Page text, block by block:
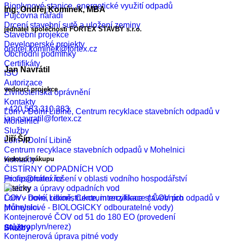
Ing. Ondřej Komínek, MBA
jednatel společnosti FORTEX STAVBY s.r.o.
ondrej.kominek@fortex.cz
Jan Navrátil
vedoucí projekce
+420 583 310 383
jan.navratil@fortex.cz
Jiří Šíp
vedoucí nákupu
jiri.sip@fortex.cz
Lom v Dolní Libině, Centrum recyklace stavebních odpadů v
Mohelnici
Služby
Bioplynové stanice, energetické využití odpadů
Půjčovna nářadí
Drcení stavební sutě a uložení zeminy
Stavební projekce
Developerské projekty
Obchodní podmínky
Certifikáty
ISO
Autorizace
Živnostenská oprávnění
Kontakty
Lom v Dolní Libině, Centrum recyklace stavebních odpadů v
Mohelnici
Služby
Lom v Dolní Libině
Centrum recyklace stavebních odpadů v Mohelnici
Kontakty
ČISTÍRNY ODPADNÍCH VOD
Profesionální řešení v oblasti vodního hospodářství
Čistírny a úpravy odpadních vod
ČOV - nové, rekonstrukce, intenzifikace ( ČOV pro
průmyslové - BIOLOGICKY odbouratelné vody)
Kontejnerové ČOV od 51 do 180 EO (provedení
polyproplyn/nerez)
Kontejnerová úprava pitné vody